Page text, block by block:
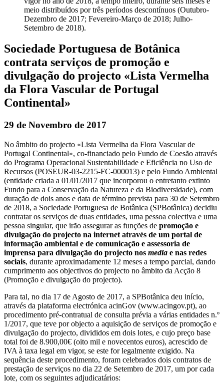
meio distribuídos por três períodos descontínuos (Outubro-
Dezembro de 2017; Fevereiro-Março de 2018; Julho-
Setembro de 2018).
Sociedade Portuguesa de Botânica
contrata serviços de promoção e
divulgação do projecto «Lista Vermelha
da Flora Vascular de Portugal
Continental»
29 de Novembro de 2017
No âmbito do projecto «Lista Vermelha da Flora Vascular de
Portugal Continental», co-financiado pelo Fundo de Coesão através
do Programa Operacional Sustentabilidade e Eficiência no Uso de
Recursos (POSEUR-03-2215-FC-000013) e pelo Fundo Ambiental
(entidade criada a 01/01/2017 que incorporou o entretanto extinto
Fundo para a Conservação da Natureza e da Biodiversidade), com
duração de dois anos e data de término prevista para 30 de Setembro
de 2018, a Sociedade Portuguesa de Botânica (SPBotânica) decidiu
contratar os serviços de duas entidades, uma pessoa colectiva e uma
pessoa singular, que irão assegurar as funções de promoção e
divulgação do projecto na internet através de um portal de
informação ambiental e de comunicação e assessoria de
imprensa para divulgação do projecto nos media e nas redes
sociais, durante aproximadamente 12 meses a tempo parcial, dando
cumprimento aos objectivos do projecto no âmbito da Acção 8
(Promoção e divulgação do projecto).
Para tal, no dia 17 de Agosto de 2017, a SPBotânica deu início,
através da plataforma electrónica acinGov (www.acingov.pt), ao
procedimento pré-contratual de consulta prévia a várias entidades n.º
1/2017, que teve por objecto a aquisição de serviços de promoção e
divulgação do projecto, divididos em dois lotes, e cujo preço base
total foi de 8.900,00€ (oito mil e novecentos euros), acrescido de
IVA à taxa legal em vigor, se este for legalmente exigido. Na
sequência deste procedimento, foram celebrados dois contratos de
prestação de serviços no dia 22 de Setembro de 2017, um por cada
lote, com os seguintes adjudicatários: